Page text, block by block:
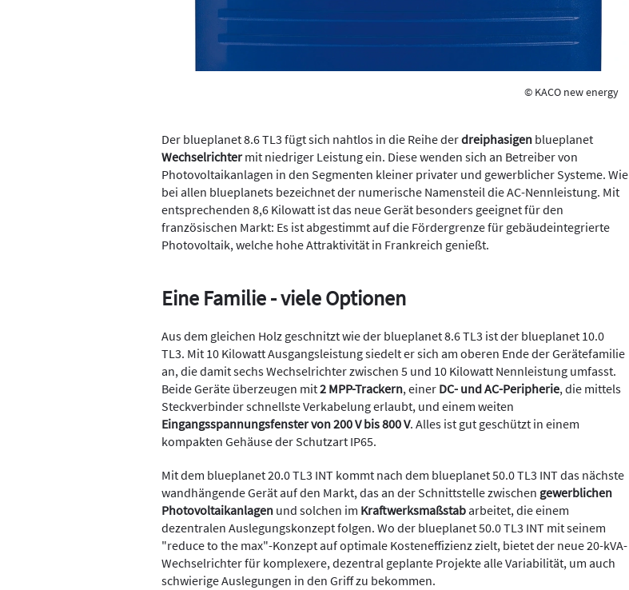
© KACO new energy
Der blueplanet 8.6 TL3 fügt sich nahtlos in die Reihe derdreiphasigen blueplanet
Wechselrichtermit niedriger Leistung ein. Diese wenden sich an Betreiber von
Photovoltaikanlagen in den Segmenten kleiner privater und gewerblicher Systeme. Wie
bei allen blueplanets bezeichnet der numerische Namensteil die AC-Nennleistung. Mit
entsprechenden 8,6 Kilowatt ist das neue Gerät besonders geeignet für den
französischen Markt: Es ist abgestimmt auf die Fördergrenze für gebäudeintegrierte
Photovoltaik, welche hohe Attraktivität in Frankreich genießt.
Eine Familie - viele Optionen
Aus dem gleichen Holz geschnitzt wie der blueplanet 8.6 TL3 ist der blueplanet 10.0
TL3. Mit 10 Kilowatt Ausgangsleistung siedelt er sich am oberen Ende der Gerätefamilie
an, die damit sechs Wechselrichter zwischen 5 und 10 Kilowatt Nennleistung umfasst.
Beide Geräte überzeugen mit2 MPP-Trackern, einer DC- und AC-Peripherie, die mittels
Steckverbinder schnellste Verkabelung erlaubt, und einem weiten
Eingangsspannungsfenster von 200 V bis 800 V. Alles ist gut geschützt in einem
kompakten Gehäuse der Schutzart IP65.
Mit dem blueplanet 20.0 TL3 INT kommt nach dem blueplanet 50.0 TL3 INT das nächste
wandhängende Gerät auf den Markt, das an der Schnittstelle zwischen gewerblichen
Photovoltaikanlagen und solchen im Kraftwerksmaßstabarbeitet, die einem
dezentralen Auslegungskonzept folgen. Wo der blueplanet 50.0 TL3 INT mit seinem
"reduce to the max"-Konzept auf optimale Kosteneffizienz zielt, bietet der neue 20-kVA-
Wechselrichter für komplexere, dezentral geplante Projekte alle Variabilität, um auch
schwierige Auslegungen in den Griff zu bekommen.